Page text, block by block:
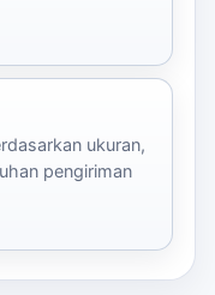
ukuran,
pengiriman